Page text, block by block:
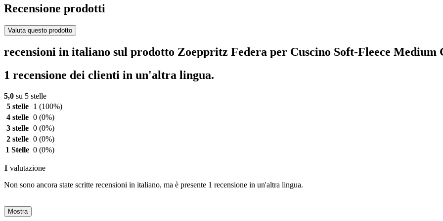
Recensione prodotti
Valuta questo prodotto
recensioni in italiano sul prodotto Zoeppritz Federa per Cuscino Soft-Fleece Medium
1 recensione dei clienti in un'altra lingua.
5,0 su 5 stelle
5 stelle
1 (100%)
4 stelle 0 (0%)
3 stelle 0 (0%)
2 stelle 0 (0%)
1 Stelle 0 (0%)
1 valutazione
Non sono ancora state scritte recensioni in italiano, ma è presente 1 recensione in un'altra lingua.
Mostra